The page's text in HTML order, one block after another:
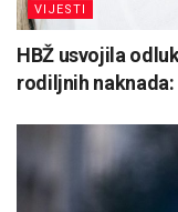
VIJESTI
HBŽ usvojila
rodiljnih